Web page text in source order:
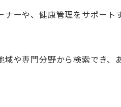
ーや、健康管理をサポー
や専門分野から検索でき、